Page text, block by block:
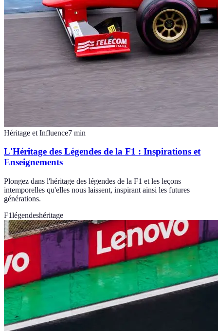
Héritage et Influence7 min
L'Héritage des Légendes de la F1 : Inspirations et
Enseignements
Plongez dans l'héritage des légendes de la F1 et les leçons
intemporelles qu'elles nous laissent, inspirant ainsi les futures
générations.
F1légendeshéritage